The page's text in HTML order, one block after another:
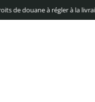
douane à régler à la livraison